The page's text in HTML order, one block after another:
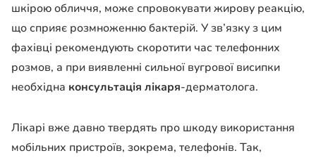
шкірою обличчя, може спровокувати жирову реакцію,
що сприяє розмноженню бактерій. У зв’язку з цим
фахівці рекомендують скоротити час телефонних
розмов, а при виявленні сильної вугрової висипки
необхідна консультація лікаря-дерматолога.
Лікарі вже давно твердять про шкоду використання
мобільних пристроїв, зокрема, телефонів. Так,